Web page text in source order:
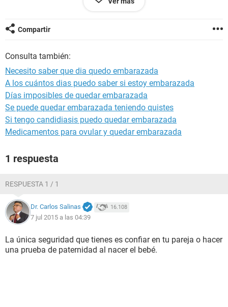
bebe]......de acuerdo a su opinion iniciare con pruebas de
que llego al otro dia supuestamente se quedo donde una
amiga ....gracias y le agradezco pronta respuesta......
Compartir
Consulta también:
Necesito saber que dia quedo embarazada
A los cuántos dias puedo saber si estoy embarazada
Días imposibles de quedar embarazada
Se puede quedar embarazada teniendo quistes
Si tengo candidiasis puedo quedar embarazada
Medicamentos para ovular y quedar embarazada
1 respuesta
RESPUESTA 1 / 1
Dr. Carlos Salinas 16.108
7 jul 2015 a las 04:39
La única seguridad que tienes es confiar en tu pareja o hacer
una prueba de paternidad al nacer el bebé.